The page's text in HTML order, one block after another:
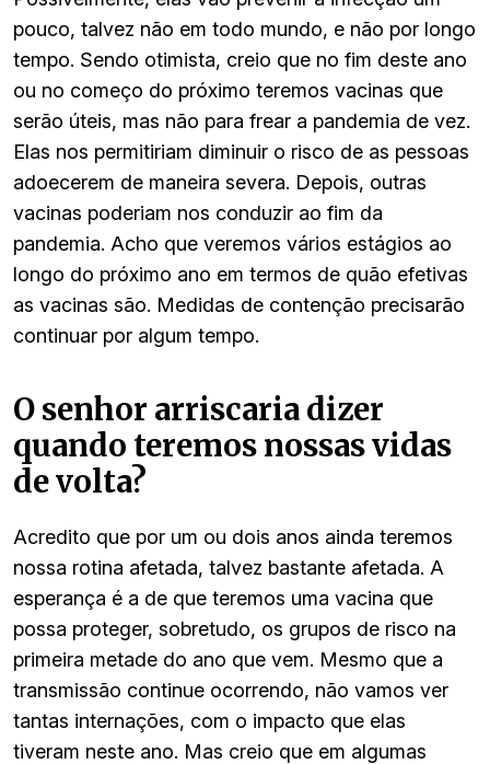
pouco, talvez não em todo mundo, e não por longo
tempo. Sendo otimista, creio que no fim deste ano
ou no começo do próximo teremos vacinas que
serão úteis, mas não para frear a pandemia de vez.
Elas nos permitiriam diminuir o risco de as pessoas
adoecerem de maneira severa. Depois, outras
vacinas poderiam nos conduzir ao fim da
pandemia. Acho que veremos vários estágios ao
longo do próximo ano em termos de quão efetivas
as vacinas são. Medidas de contenção precisarão
continuar por algum tempo.
O senhor arriscaria dizer
quando teremos nossas vidas
de volta?
Acredito que por um ou dois anos ainda teremos
nossa rotina afetada, talvez bastante afetada. A
esperança é a de que teremos uma vacina que
possa proteger, sobretudo, os grupos de risco na
primeira metade do ano que vem. Mesmo que a
transmissão continue ocorrendo, não vamos ver
tantas internações, com o impacto que elas
tiveram neste ano. Mas creio que em algumas